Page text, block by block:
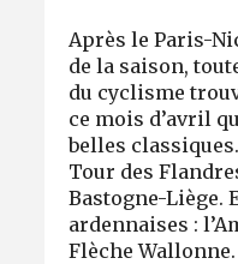
Après le Paris-
de la saison,
du cyclisme
ce mois d’avril
belles
Tour des
Bastogne-Liège.
ardennaises :
Flèche Wallonne.